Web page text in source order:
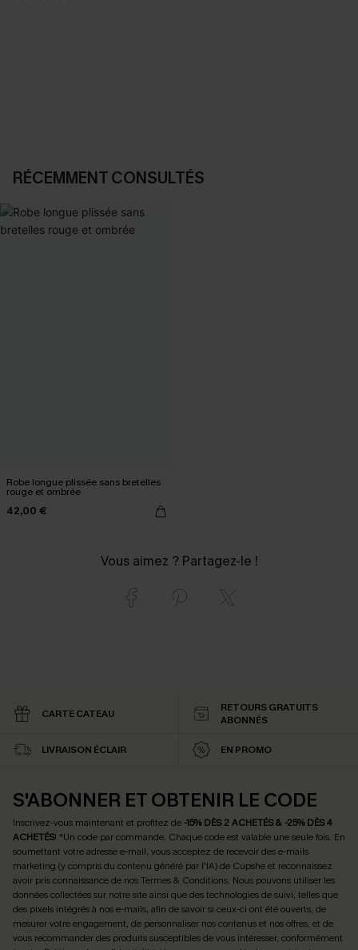
RÉCEMMENT CONSULTÉS
Robe longue plissée sans bretelles
rouge et ombrée
42,00 €
Vous aimez ? Partagez-le !
CARTE CATEAU
RETOURS GRATUITS
ABONNÉS
LIVRAISON ÉCLAIR EN PROMO
S'ABONNER ET OBTENIR LE CODE
Inscrivez-vous maintenant et profitez de -15% DÈS 2 ACHETÉS & -25% DÈS 4
ACHETÉS! *Un code par commande. Chaque code est valable une seule fois. En
soumettant votre adresse e-mail, vous acceptez de recevoir des e-mails
marketing (y compris du contenu généré par l'IA) de Cupshe et reconnaissez
avoir pris connaissance de nosTermes & Conditions. Nous pouvons utiliser les
données collectées sur notre site ainsi que des technologies de suivi, telles que
des pixels intégrés à nos e-mails, afin de savoir si ceux-ci ont été ouverts, de
mesurer votre engagement, de personnaliser nos contenus et nos offres, et de
vous recommander des produits susceptibles de vous intéresser, conformément